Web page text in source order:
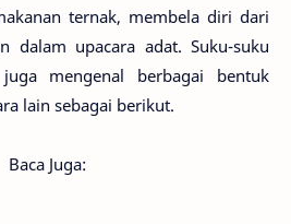
ternak, membela diri dari
dalam upacara adat. Suku-suku
mengenal berbagai bentuk
lain sebagai berikut.
Baca Juga: